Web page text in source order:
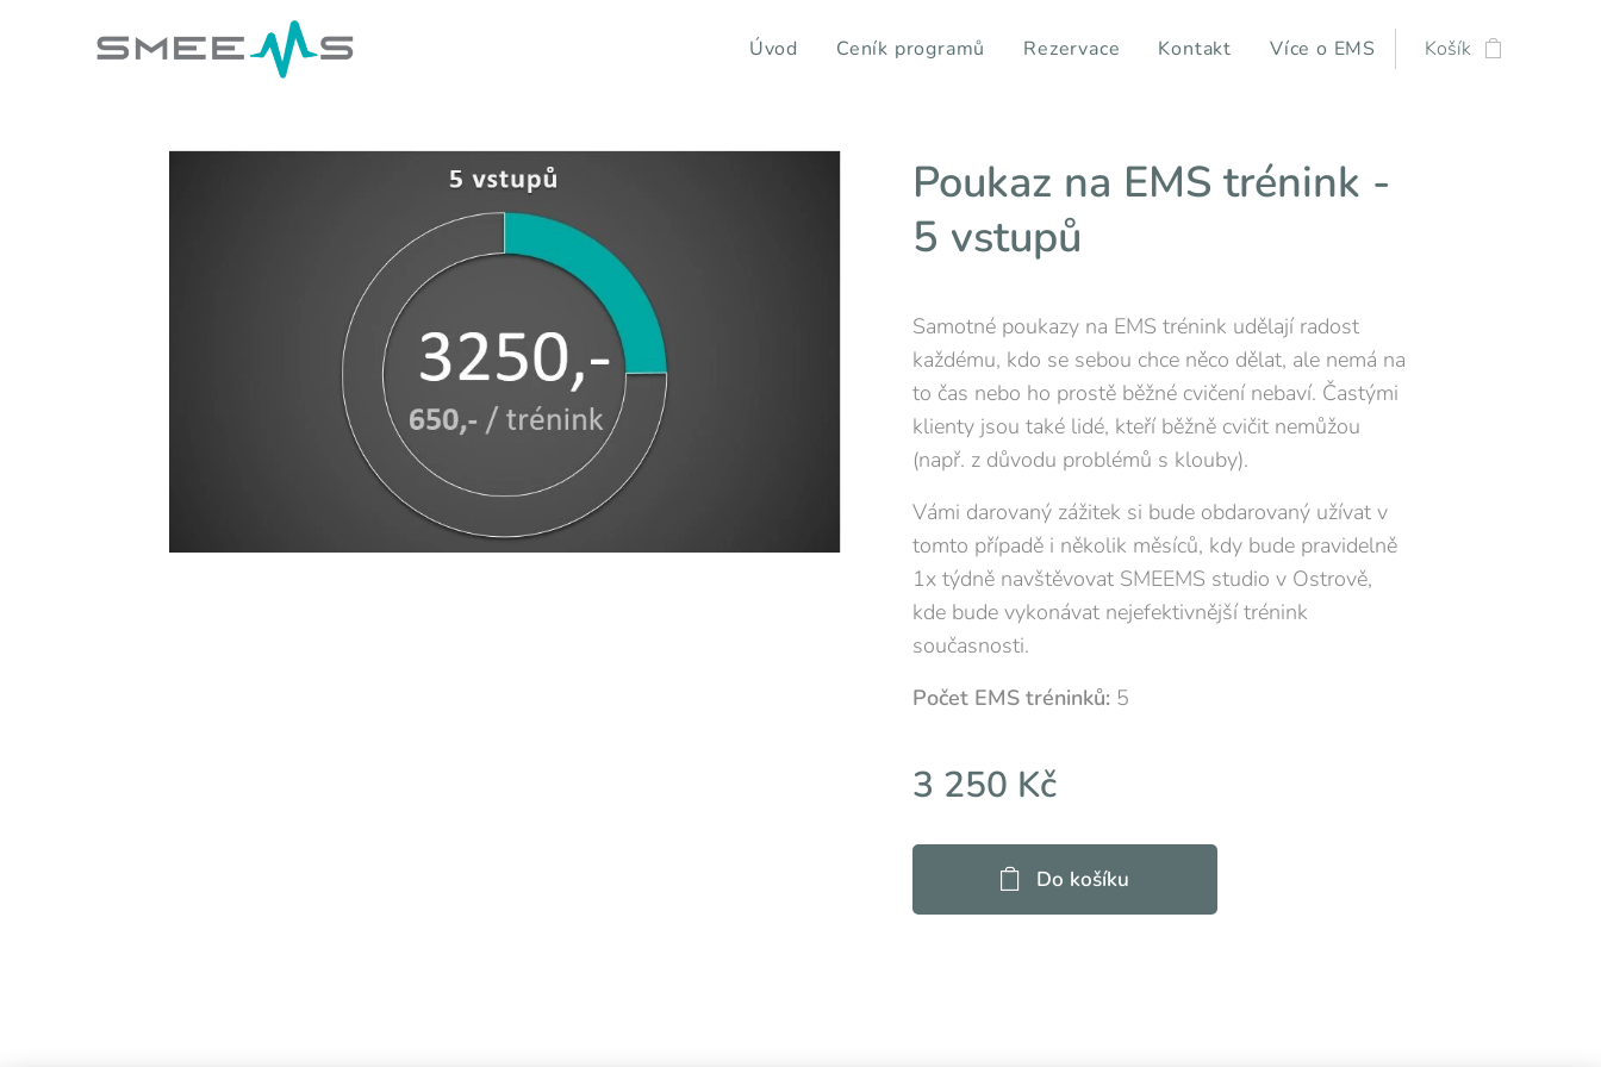
Úvod Ceník programů Rezervace Kontakt Více o EMS Košík
Poukaz na EMS trénink -
5 vstupů
Samotné poukazy na EMS trénink udělají radost
každému, kdo se sebou chce něco dělat, ale nemá na
to čas nebo ho prostě běžné cvičení nebaví. Častými
klienty jsou také lidé, kteří běžně cvičit nemůžou
(např. z důvodu problémů s klouby).
Vámi darovaný zážitek si bude obdarovaný užívat v
tomto případě i několik měsíců, kdy bude pravidelně
1x týdně navštěvovat SMEEMS studio v Ostrově,
kde bude vykonávat nejefektivnější trénink
současnosti.
Počet EMS tréninků: 5
3 250 Kč
Do košíku